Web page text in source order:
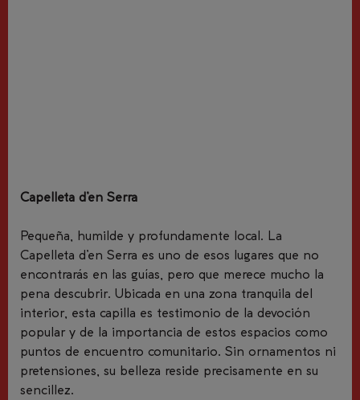
Capelleta d’en Serra
Pequeña, humilde y profundamente local. La
Capelleta d’en Serra es uno de esos lugares que no
encontrarás en las guías, pero que merece mucho la
pena descubrir. Ubicada en una zona tranquila del
interior, esta capilla es testimonio de la devoción
popular y de la importancia de estos espacios como
puntos de encuentro comunitario. Sin ornamentos ni
pretensiones, su belleza reside precisamente en su
sencillez.